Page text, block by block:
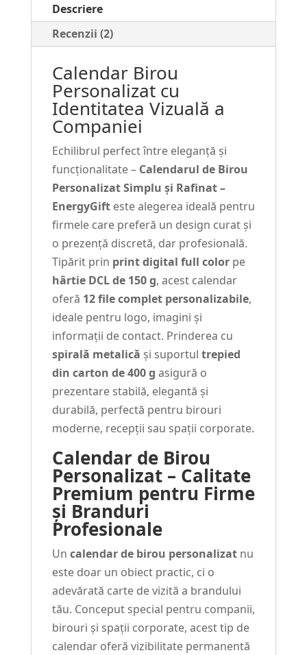
–
Hârtie
DCL
150g
Descriere
Recenzii (2)
Calendar Birou
Personalizat cu
Identitatea Vizuală a
Companiei
Echilibrul perfect între eleganță și
funcționalitate – Calendarul de Birou
Personalizat Simplu și Rafinat –
EnergyGifteste alegerea ideală pentru
firmele care preferă un design curat și
o prezență discretă, dar profesională.
Tipărit prin print digital full colorpe
hârtie DCL de 150 g, acest calendar
oferă 12 file complet personalizabile,
ideale pentru logo, imagini și
informații de contact. Prinderea cu
spirală metalică și suportul trepied
din carton de 400 g asigură o
prezentare stabilă, elegantă și
durabilă, perfectă pentru birouri
moderne, recepții sau spații corporate.
Calendar de Birou
Personalizat – Calitate
Premium pentru Firme
și Branduri
Profesionale
Un calendar de birou personalizatnu
este doar un obiect practic, ci o
adevărată carte de vizită a brandului
tău. Conceput special pentru companii,
birouri și spații corporate, acest tip de
calendar oferă vizibilitate permanentă